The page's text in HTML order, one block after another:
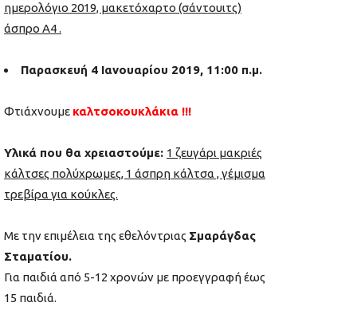
ημερολόγιο 2019, μακετόχαρτο (σάντουιτς)
άσπρο Α4 .
Παρασκευή 4 Ιανουαρίου 2019, 11:00 π.μ.
Φτιάχνουμε καλτσοκουκλάκια !!!
Υλικά που θα χρειαστούμε: 1 ζευγάρι μακριές
κάλτσες πολύχρωμες, 1 άσπρη κάλτσα , γέμισμα
τρεβίρα για κούκλες.
Με την επιμέλεια της εθελόντριας Σμαράγδας
Σταματίου.
Για παιδιά από 5-12 χρονών με προεγγραφή έως
15 παιδιά.